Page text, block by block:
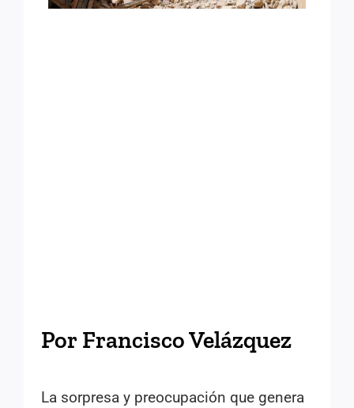
Por Francisco Velázquez
La sorpresa y preocupación que genera